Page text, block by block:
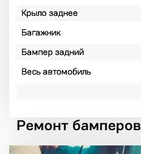
Крыло заднее
Багажник
Бампер задний
Весь автомобиль
Ремонт бамперов